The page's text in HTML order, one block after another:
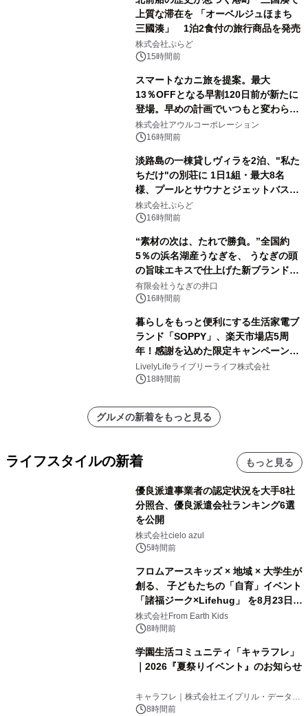
上質な滞在を 「オーベルジュほまち
三國湊」 1泊2食付の旅行商品を発売
株式会社ぷらど
15時間前
スマートなカニ旅を提案。最大
13％OFFとなる早割120日前が新たに
登場。早めの計画でいつもと変わらぬ
大人の冬旅を。ー夕日ヶ浦温泉「佳松
苑 別邸ふうか」ー
株式会社アウルコーポレーション
16時間前
淡路島の一棟貸しヴィラを2泊、"私た
ちだけ"の別荘に 1日1組・最大8名
様、プールとサウナとジェットバス付
きで Villa Mon Temps AWAJIの連泊
素泊りプラン
株式会社ぷらど
16時間前
“素材の次は、たれで勝負。”全国約
5％の浜名湖産うなぎを、 うなぎの頭
の旨味エキスで仕上げた新ブランド
「井口の誉」誕生
有限会社うなぎの井口
16時間前
暮らしをもっと便利にする生活家電ブ
ランド「SOPPY」、楽天市場店5周
年！感謝を込めた限定キャンペーンを
8月10日より開催
LivelyLifeライブリーライフ株式会社
18時間前
グルメの新着をもっと見る
ライフスタイルの新着 もっと見る
優良派遣事業者の認定状況を大手8社
分照合、優良派遣会社ランキング6選
を公開
株式会社cielo azul
5時間前
フロムアースキッズ × 地域 × 大学生が
創る、 子どもたちの「自育」イベント
「諸福ジーク×Lifehug」 を8月23日
(日)開催
株式会社From Earth Kids
8時間前
学園生活コミュニティ「キャラフレ」
｜2026『夏祭りイベント』のお知らせ
キャラフレ｜株式会社エイプリル・データ・
デザインズ
8時間前